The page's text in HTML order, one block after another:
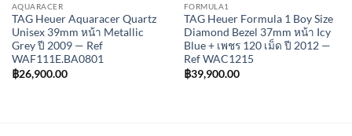
AQUARACER
TAG Heuer Aquaracer Quartz
Unisex 39mm หน้า Metallic
Grey ปี 2009 — Ref
WAF111E.BA0801
฿26,900.00
FORMULA1
TAG Heuer Formula 1 Boy Size
Diamond Bezel 37mm หน้า Icy
Blue + เพชร 120 เม็ด ปี 2012 —
Ref WAC1215
฿39,900.00